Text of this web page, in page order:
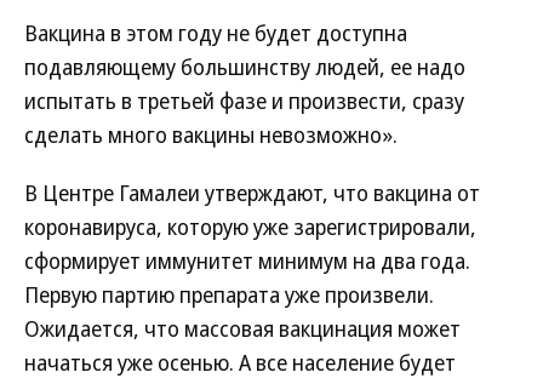
Вакцина в этом году не будет доступна
подавляющему большинству людей, ее надо
испытать в третьей фазе и произвести, сразу
сделать много вакцины невозможно».
В Центре Гамалеи утверждают, что вакцина от
коронавируса, которую уже зарегистрировали,
сформирует иммунитет минимум на два года.
Первую партию препарата уже произвели.
Ожидается, что массовая вакцинация может
начаться уже осенью. А все население будет